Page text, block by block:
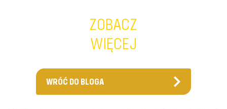
ZOBACZ
WIĘCEJ
WRÓĆ DO BLOGA